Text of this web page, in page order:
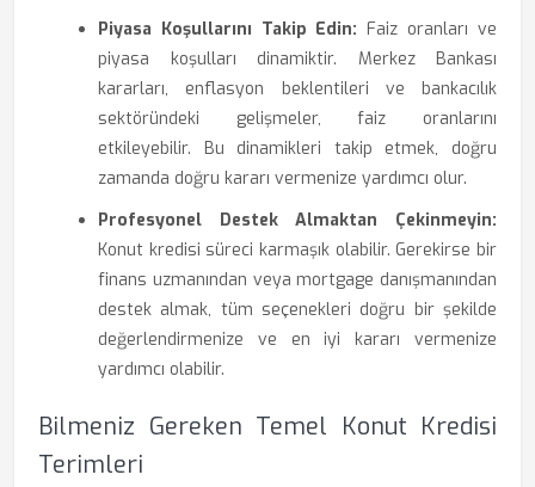
Piyasa Koşullarını Takip Edin: Faiz oranları ve
piyasa koşulları dinamiktir. Merkez Bankası
kararları, enflasyon beklentileri ve bankacılık
sektöründeki gelişmeler, faiz oranlarını
etkileyebilir. Bu dinamikleri takip etmek, doğru
zamanda doğru kararı vermenize yardımcı olur.
Profesyonel Destek Almaktan Çekinmeyin:
Konut kredisi süreci karmaşık olabilir. Gerekirse bir
finans uzmanından veya mortgage danışmanından
destek almak, tüm seçenekleri doğru bir şekilde
değerlendirmenize ve en iyi kararı vermenize
yardımcı olabilir.
Bilmeniz Gereken Temel Konut Kredisi
Terimleri